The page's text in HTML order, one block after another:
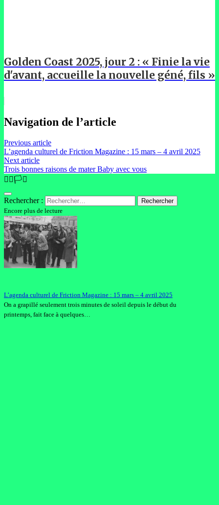
Golden Coast 2025, jour 2 : « Finie la vie
d'avant, accueille la nouvelle géné, fils »
Navigation de l’article
Previous article
L’agenda culturel de Friction Magazine : 15 mars – 4 avril 2025
Next article
Trois bonnes raisons de mater Baby avec vous
🏳️‍🌈🏳️‍⚧️
Rechercher :
Encore plus de lecture
L’agenda culturel de Friction Magazine : 15 mars – 4 avril 2025
On a grapillé seulement trois minutes de soleil depuis le début du
printemps, fait face à quelques…